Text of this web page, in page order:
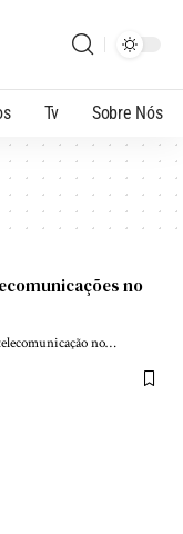
Tv Sobre Nós
no
no…